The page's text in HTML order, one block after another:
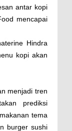
antar kopi
mencapai
Hindra
kopi akan
menjadi tren
prediksi
tema
burger sushi